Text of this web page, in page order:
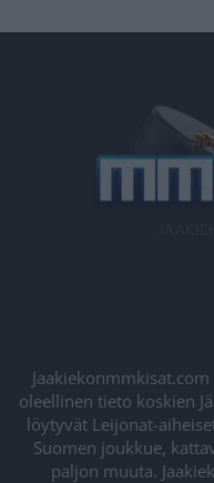
oleellinen tieto koskien
löytyvät Leijonat-
Suomen joukkue,
paljon muuta.